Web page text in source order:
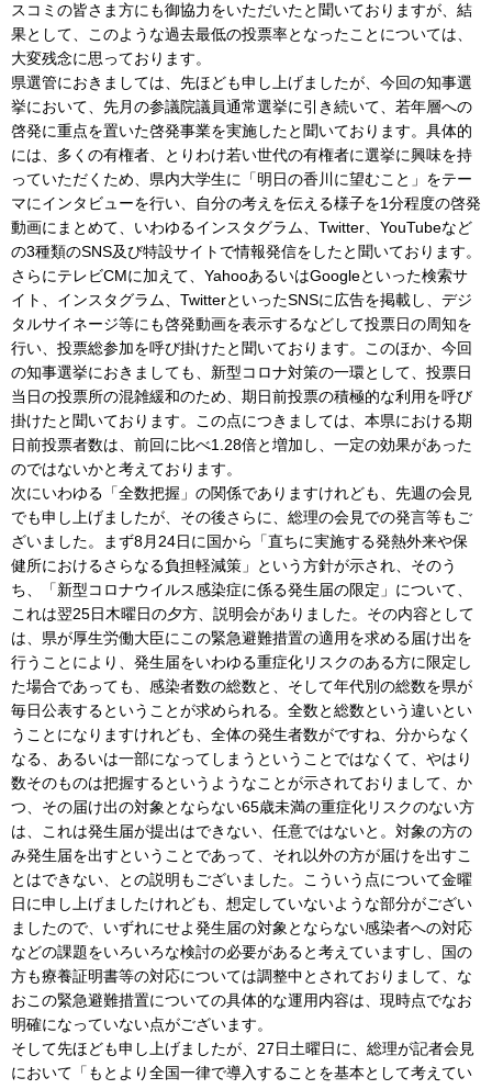
スコミの皆さま方にも御協力をいただいたと聞いておりますが、結
果として、このような過去最低の投票率となったことについては、
大変残念に思っております。
県選管におきましては、先ほども申し上げましたが、今回の知事選
挙において、先月の参議院議員通常選挙に引き続いて、若年層への
啓発に重点を置いた啓発事業を実施したと聞いております。具体的
には、多くの有権者、とりわけ若い世代の有権者に選挙に興味を持
っていただくため、県内大学生に「明日の香川に望むこと」をテー
マにインタビューを行い、自分の考えを伝える様子を1分程度の啓発
動画にまとめて、いわゆるインスタグラム、Twitter、YouTubeなど
の3種類のSNS及び特設サイトで情報発信をしたと聞いております。
さらにテレビCMに加えて、YahooあるいはGoogleといった検索サ
イト、インスタグラム、TwitterといったSNSに広告を掲載し、デジ
タルサイネージ等にも啓発動画を表示するなどして投票日の周知を
行い、投票総参加を呼び掛けたと聞いております。このほか、今回
の知事選挙におきましても、新型コロナ対策の一環として、投票日
当日の投票所の混雑緩和のため、期日前投票の積極的な利用を呼び
掛けたと聞いております。この点につきましては、本県における期
日前投票者数は、前回に比べ1.28倍と増加し、一定の効果があった
のではないかと考えております。
次にいわゆる「全数把握」の関係でありますけれども、先週の会見
でも申し上げましたが、その後さらに、総理の会見での発言等もご
ざいました。まず8月24日に国から「直ちに実施する発熱外来や保
健所におけるさらなる負担軽減策」という方針が示され、そのう
ち、「新型コロナウイルス感染症に係る発生届の限定」について、
これは翌25日木曜日の夕方、説明会がありました。その内容として
は、県が厚生労働大臣にこの緊急避難措置の適用を求める届け出を
行うことにより、発生届をいわゆる重症化リスクのある方に限定し
た場合であっても、感染者数の総数と、そして年代別の総数を県が
毎日公表するということが求められる。全数と総数という違いとい
うことになりますけれども、全体の発生者数がですね、分からなく
なる、あるいは一部になってしまうということではなくて、やはり
数そのものは把握するというようなことが示されておりまして、か
つ、その届け出の対象とならない65歳未満の重症化リスクのない方
は、これは発生届が提出はできない、任意ではないと。対象の方の
み発生届を出すということであって、それ以外の方が届けを出すこ
とはできない、との説明もございました。こういう点について金曜
日に申し上げましたけれども、想定していないような部分がござい
ましたので、いずれにせよ発生届の対象とならない感染者への対応
などの課題をいろいろな検討の必要があると考えていますし、国の
方も療養証明書等の対応については調整中とされておりまして、な
おこの緊急避難措置についての具体的な運用内容は、現時点でなお
明確になっていない点がございます。
そして先ほども申し上げましたが、27日土曜日に、総理が記者会見
において「もとより全国一律で導入することを基本として考えてい